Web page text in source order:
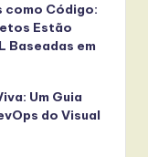
como Código:
Estão
Baseadas em
Um Guia
do Visual